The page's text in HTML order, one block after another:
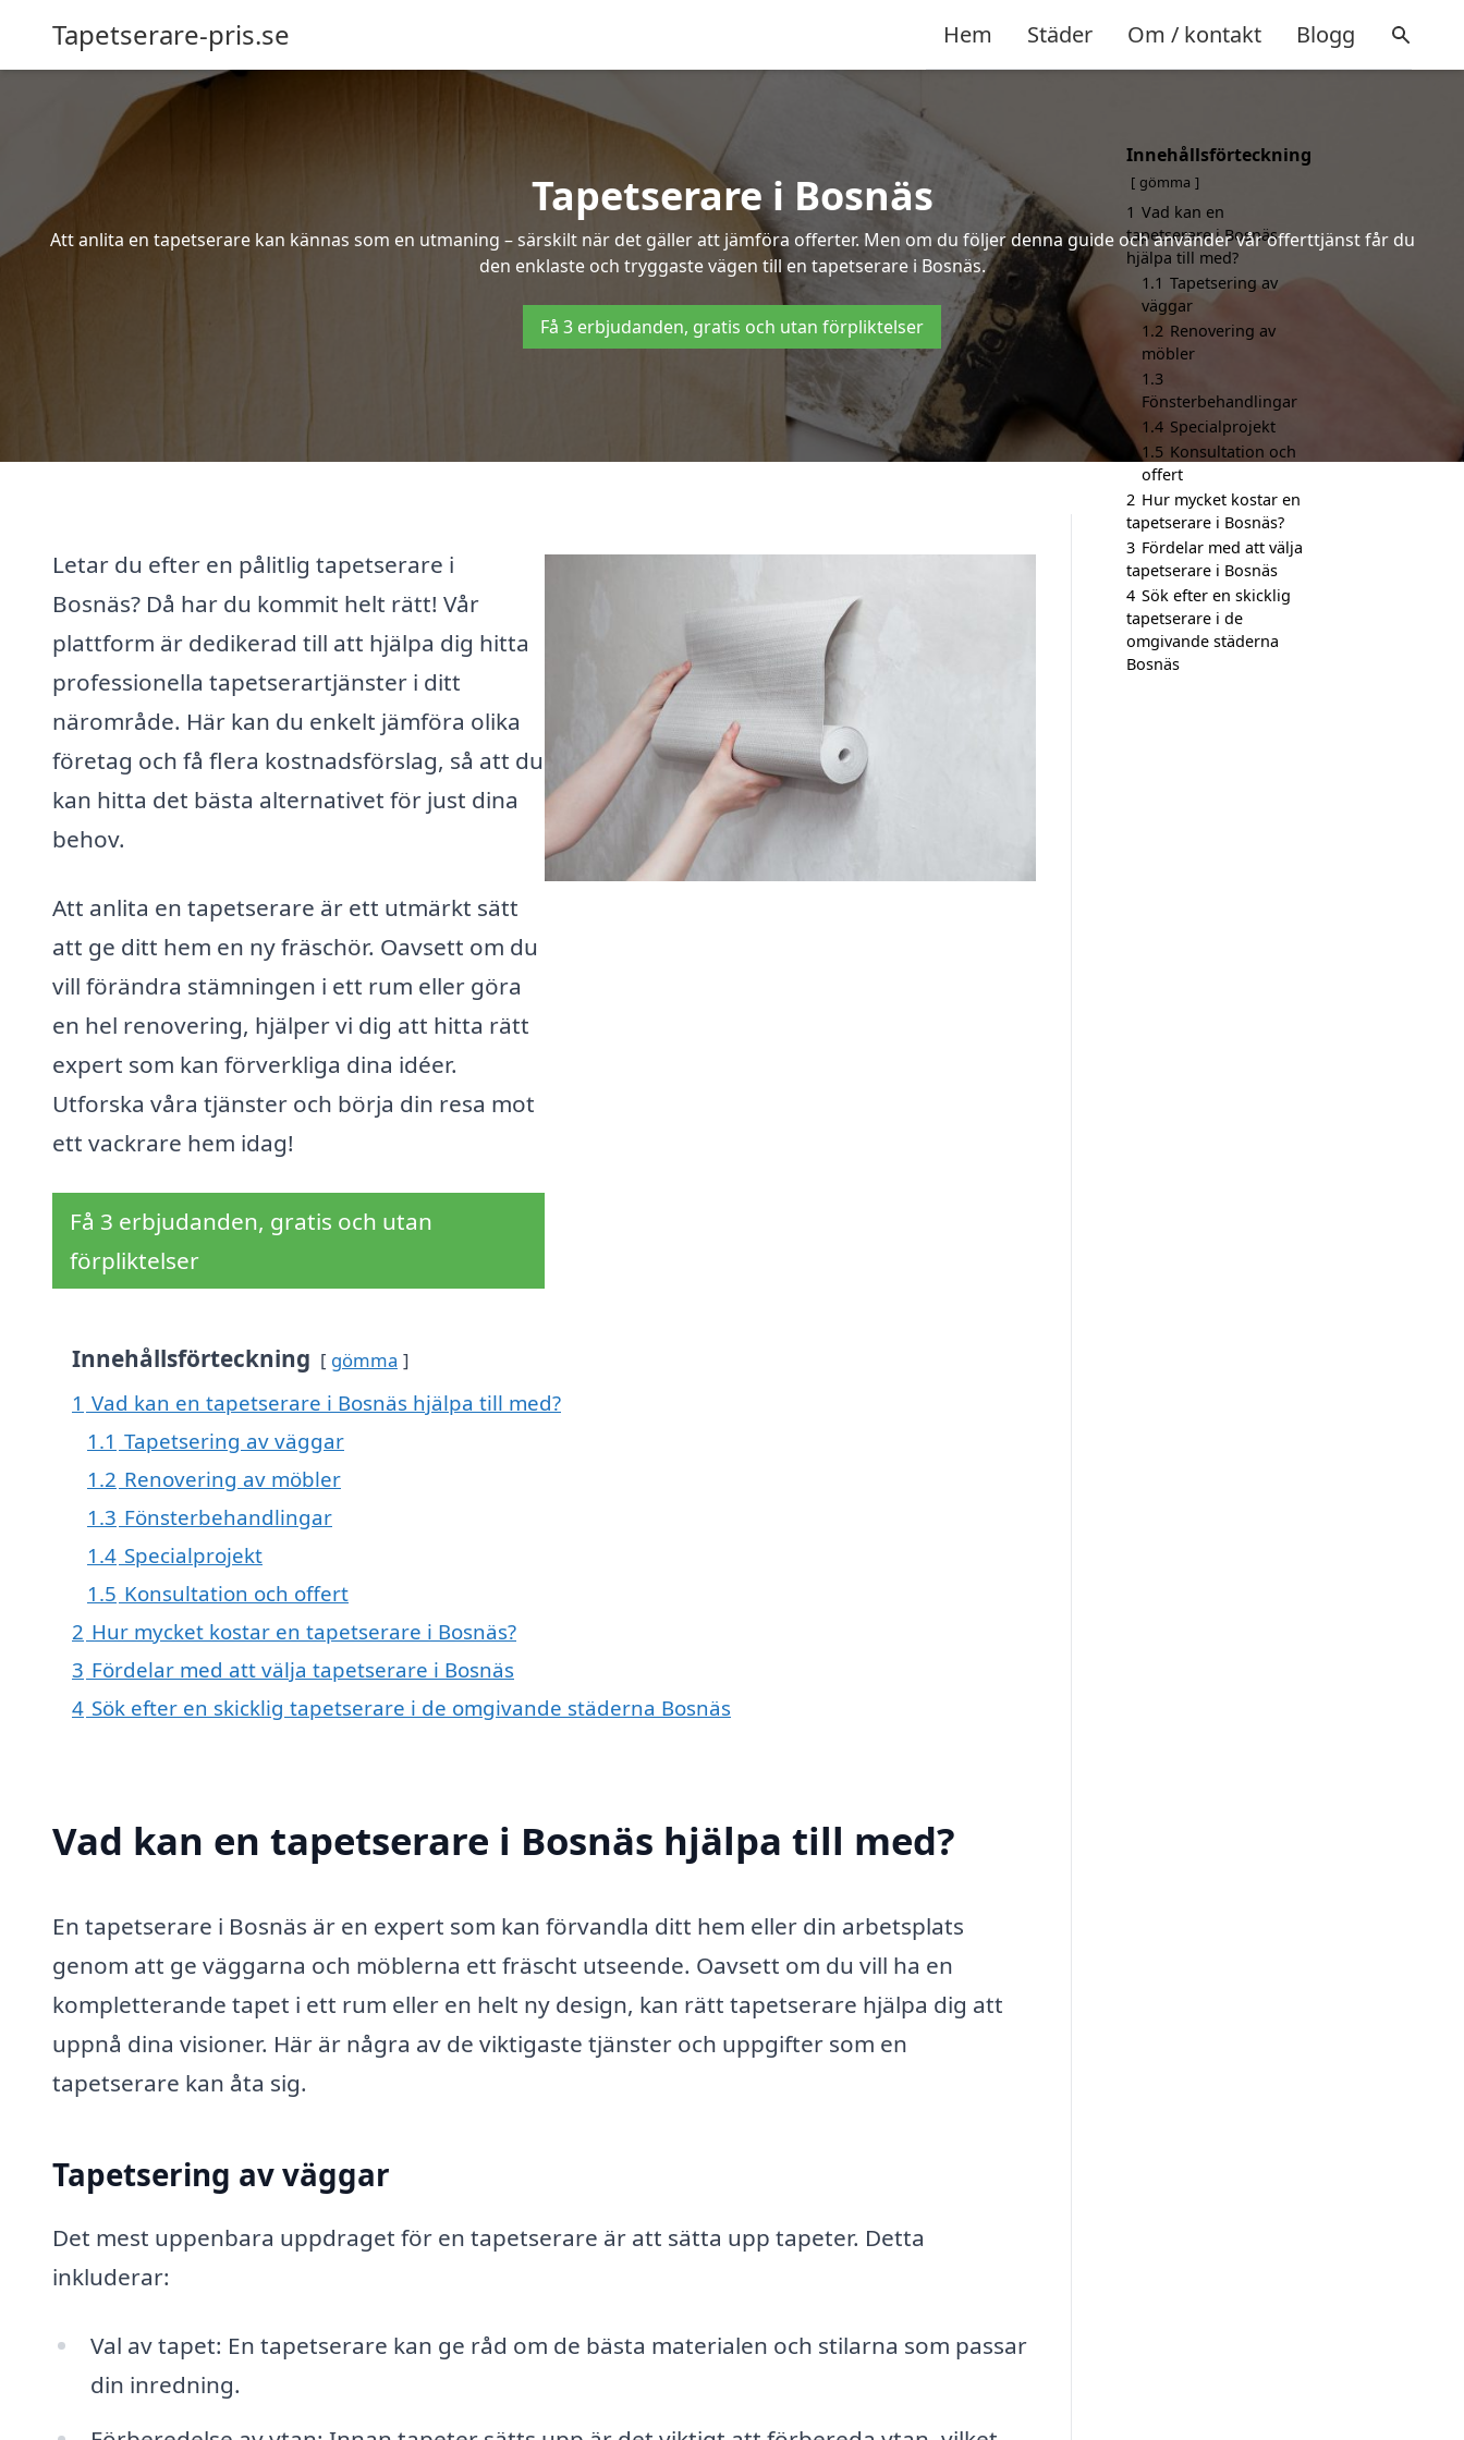
Tapetserare-pris.se Hem Städer Om / kontakt Blogg
Tapetserare i Bosnäs
Att anlita en tapetserare kan kännas som en utmaning – särskilt när det gäller att jämföra offerter. Men om du följer denna guide och använder vår offerttjänst får du
den enklaste och tryggaste vägen till en tapetserare i Bosnäs.
Få 3 erbjudanden, gratis och utan förpliktelser
Letar du efter en pålitlig tapetserare i
Bosnäs? Då har du kommit helt rätt! Vår
plattform är dedikerad till att hjälpa dig hitta
professionella tapetserartjänster i ditt
närområde. Här kan du enkelt jämföra olika
företag och få flera kostnadsförslag, så att du
kan hitta det bästa alternativet för just dina
behov.
Att anlita en tapetserare är ett utmärkt sätt
att ge ditt hem en ny fräschör. Oavsett om du
vill förändra stämningen i ett rum eller göra
en hel renovering, hjälper vi dig att hitta rätt
expert som kan förverkliga dina idéer.
Utforska våra tjänster och börja din resa mot
ett vackrare hem idag!
Få 3 erbjudanden, gratis och utan
förpliktelser
Innehållsförteckning gömma
1 Vad kan en tapetserare i Bosnäs hjälpa till med?
1.1 Tapetsering av väggar
1.2 Renovering av möbler
1.3 Fönsterbehandlingar
1.4 Specialprojekt
1.5 Konsultation och offert
2 Hur mycket kostar en tapetserare i Bosnäs?
3 Fördelar med att välja tapetserare i Bosnäs
4 Sök efter en skicklig tapetserare i de omgivande städerna Bosnäs
Vad kan en tapetserare i Bosnäs hjälpa till med?
En tapetserare i Bosnäs är en expert som kan förvandla ditt hem eller din arbetsplats
genom att ge väggarna och möblerna ett fräscht utseende. Oavsett om du vill ha en
kompletterande tapet i ett rum eller en helt ny design, kan rätt tapetserare hjälpa dig att
uppnå dina visioner. Här är några av de viktigaste tjänster och uppgifter som en
tapetserare kan åta sig.
Tapetsering av väggar
Det mest uppenbara uppdraget för en tapetserare är att sätta upp tapeter. Detta
inkluderar:
Val av tapet: En tapetserare kan ge råd om de bästa materialen och stilarna som passar
din inredning.
Innehållsförteckning
gömma
1 Vad kan en
tapetserare i Bosnäs
hjälpa till med?
1.1 Tapetsering av
väggar
1.2 Renovering av
möbler
1.3
Fönsterbehandlingar
1.4 Specialprojekt
1.5 Konsultation och
offert
2 Hur mycket kostar en
tapetserare i Bosnäs?
3 Fördelar med att välja
tapetserare i Bosnäs
4 Sök efter en skicklig
tapetserare i de
omgivande städerna
Bosnäs